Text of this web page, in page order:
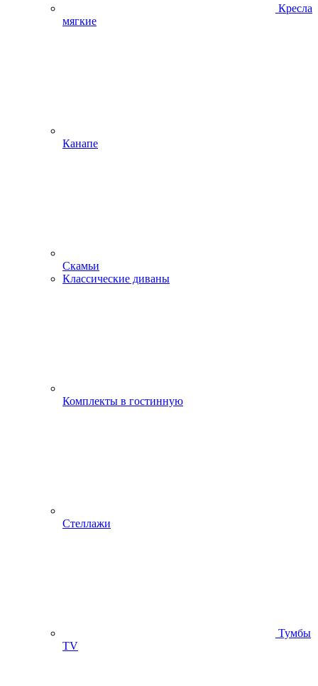
Кресла
мягкие
Канапе
Скамьи
Классические диваны
Комплекты в гостинную
Стеллажи
Тумбы
ТV